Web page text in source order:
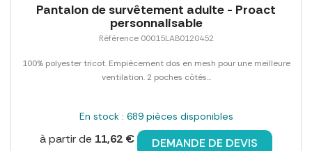
Pantalon de survêtement adulte - Proact
personnalisable
Référence 00015LAB0120452
100% polyester tricot. Empiècement dos en mesh pour une meilleure
ventilation. 2 poches côtés...
En stock : 689 pièces disponibles
à partir de 11,62 € DEMANDE DE DEVIS